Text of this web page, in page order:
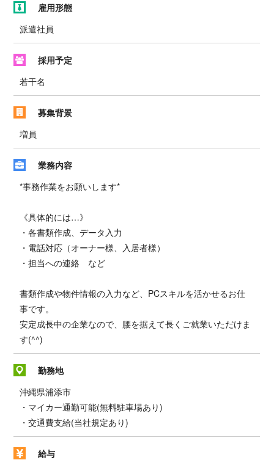
雇用形態
派遣社員
採用予定
若干名
募集背景
増員
業務内容
*事務作業をお願いします*
《具体的には…》
・各書類作成、データ入力
・電話対応（オーナー様、入居者様）
・担当への連絡 など
書類作成や物件情報の入力など、PCスキルを活かせるお仕
事です。
安定成長中の企業なので、腰を据えて長くご就業いただけま
す(^^)
勤務地
沖縄県浦添市
・マイカー通勤可能(無料駐車場あり)
・交通費支給(当社規定あり)
給与